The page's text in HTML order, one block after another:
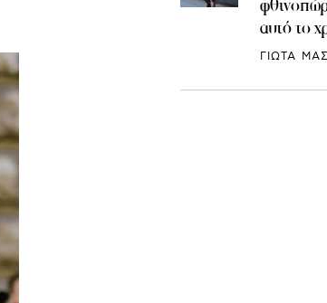
αυτό το
ΓΙΩΤΑ